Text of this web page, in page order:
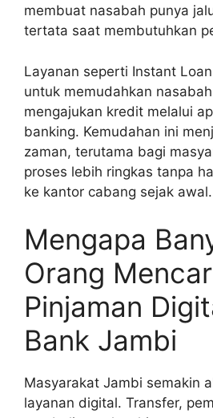
membuat nasabah punya
tertata saat membutuhkan
Layanan seperti Instant
untuk memudahkan
mengajukan kredit melalui
banking. Kemudahan ini
zaman, terutama bagi
proses lebih ringkas tanpa
ke kantor cabang sejak awal.
Mengapa
Orang
Pinjaman
Bank Jambi
Masyarakat Jambi semakin
layanan digital. Transfer,